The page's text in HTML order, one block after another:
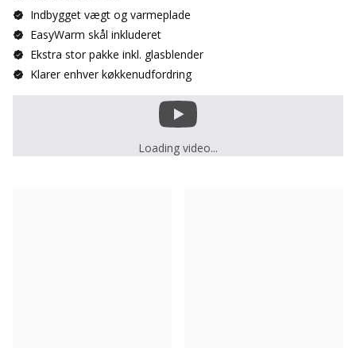
Indbygget vægt og varmeplade
EasyWarm skål inkluderet
Ekstra stor pakke inkl. glasblender
Klarer enhver køkkenudfordring
Loading video...